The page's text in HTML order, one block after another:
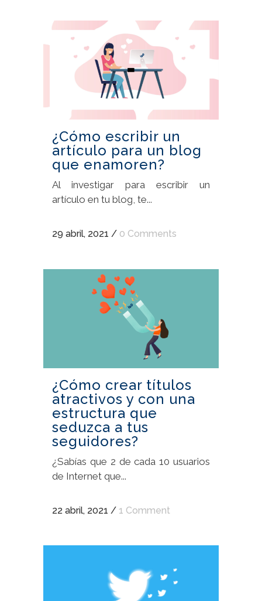
¿Cómo escribir un
artículo para un blog
que enamoren?
Al investigar para escribir un
artículo en tu blog, te...
29 abril, 2021 / 0 Comments
¿Cómo crear títulos
atractivos y con una
estructura que
seduzca a tus
seguidores?
¿Sabías que 2 de cada 10 usuarios
de Internet que...
22 abril, 2021 / 1 Comment